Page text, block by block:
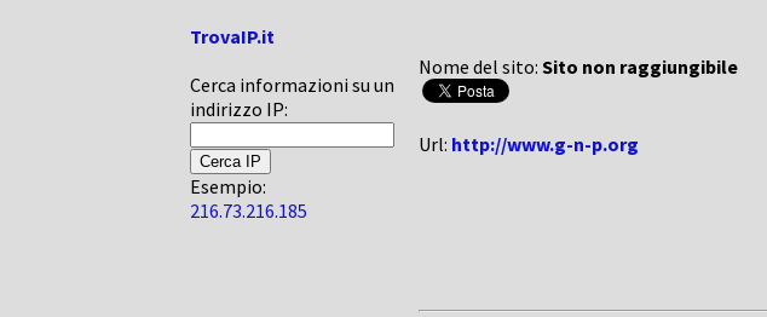
TrovaIP.it
Cerca informazioni su un
indirizzo IP:
Esempio:
216.73.216.185
Nome del sito: Sito non raggiungibile
Url: http://www.g-n-p.org